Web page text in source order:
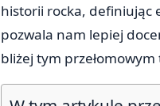
historii rocka, definiując
pozwala nam lepiej
bliżej tym przełomowym